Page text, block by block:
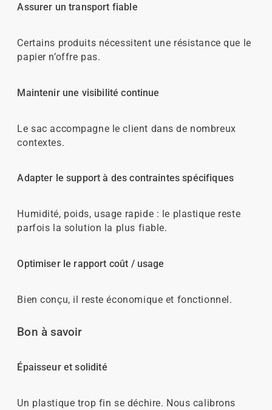
Assurer un transport fiable
Certains produits nécessitent une résistance que le
papier n’offre pas.
Maintenir une visibilité continue
Le sac accompagne le client dans de nombreux
contextes.
Adapter le support à des contraintes spécifiques
Humidité, poids, usage rapide : le plastique reste
parfois la solution la plus fiable.
Optimiser le rapport coût / usage
Bien conçu, il reste économique et fonctionnel.
Bon à savoir
Épaisseur et solidité
Un plastique trop fin se déchire. Nous calibrons